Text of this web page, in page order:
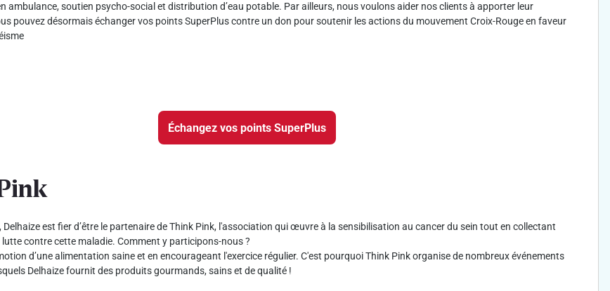
ambulance, soutien psycho-social et distribution d’eau potable. Par ailleurs, nous voulons aider nos clients à apporter leur
pouvez désormais échanger vos points SuperPlus contre un don pour soutenir les actions du mouvement Croix-Rouge en faveur
Échangez vos points SuperPlus
Delhaize est fier d’être le partenaire de Think Pink, l'association qui œuvre à la sensibilisation au cancer du sein tout en collectant
contre cette maladie. Comment y participons-nous ?
d’une alimentation saine et en encourageant l'exercice régulier. C'est pourquoi Think Pink organise de nombreux événements
Delhaize fournit des produits gourmands, sains et de qualité !